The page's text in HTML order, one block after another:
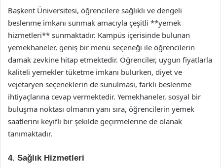
Başkent Üniversitesi, öğrencilere sağlıklı ve dengeli
beslenme imkanı sunmak amacıyla çeşitli **yemek
hizmetleri** sunmaktadır. Kampüs içerisinde bulunan
yemekhaneler, geniş bir menü seçeneği ile öğrencilerin
damak zevkine hitap etmektedir. Öğrenciler, uygun fiyatlarla
kaliteli yemekler tüketme imkanı bulurken, diyet ve
vejetaryen seçeneklerin de sunulması, farklı beslenme
ihtiyaçlarına cevap vermektedir. Yemekhaneler, sosyal bir
buluşma noktası olmanın yanı sıra, öğrencilerin yemek
saatlerini keyifli bir şekilde geçirmelerine de olanak
tanımaktadır.
4. Sağlık Hizmetleri